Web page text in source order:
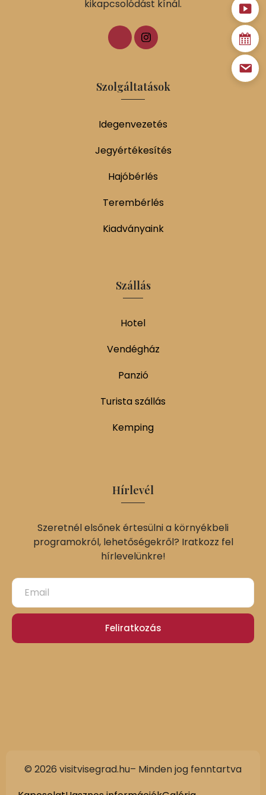
kikapcsolódást kínál.
Szolgáltatások
Idegenvezetés
Jegyértékesítés
Hajóbérlés
Terembérlés
Kiadványaink
Szállás
Hotel
Vendégház
Panzió
Turista szállás
Kemping
Hírlevél
Szeretnél elsőnek értesülni a környékbeli
programokról, lehetőségekről? Iratkozz fel
hírlevelünkre!
Feliratkozás
© 2026 visitvisegrad.hu– Minden jog fenntartva
German
Slovak